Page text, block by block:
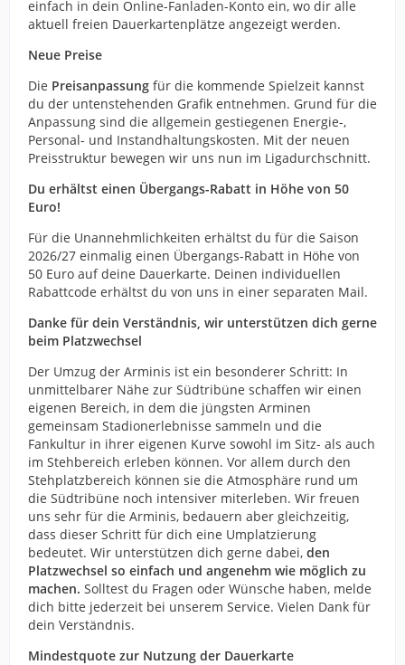
einfach in dein Online-Fanladen-Konto ein, wo dir alle
aktuell freien Dauerkartenplätze angezeigt werden.
Neue Preise
Die Preisanpassung für die kommende Spielzeit kannst
du der untenstehenden Grafik entnehmen. Grund für die
Anpassung sind die allgemein gestiegenen Energie-,
Personal- und Instandhaltungskosten. Mit der neuen
Preisstruktur bewegen wir uns nun im Ligadurchschnitt.
Du erhältst einen Übergangs-Rabatt in Höhe von 50
Euro!
Für die Unannehmlichkeiten erhältst du für die Saison
2026/27 einmalig einen Übergangs-Rabatt in Höhe von
50 Euro auf deine Dauerkarte. Deinen individuellen
Rabattcode erhältst du von uns in einer separaten Mail.
Danke für dein Verständnis, wir unterstützen dich gerne
beim Platzwechsel
Der Umzug der Arminis ist ein besonderer Schritt: In
unmittelbarer Nähe zur Südtribüne schaffen wir einen
eigenen Bereich, in dem die jüngsten Arminen
gemeinsam Stadionerlebnisse sammeln und die
Fankultur in ihrer eigenen Kurve sowohl im Sitz- als auch
im Stehbereich erleben können. Vor allem durch den
Stehplatzbereich können sie die Atmosphäre rund um
die Südtribüne noch intensiver miterleben. Wir freuen
uns sehr für die Arminis, bedauern aber gleichzeitig,
dass dieser Schritt für dich eine Umplatzierung
bedeutet. Wir unterstützen dich gerne dabei, den
Platzwechsel so einfach und angenehm wie möglich zu
machen. Solltest du Fragen oder Wünsche haben, melde
dich bitte jederzeit bei unserem Service. Vielen Dank für
dein Verständnis.
Mindestquote zur Nutzung der Dauerkarte